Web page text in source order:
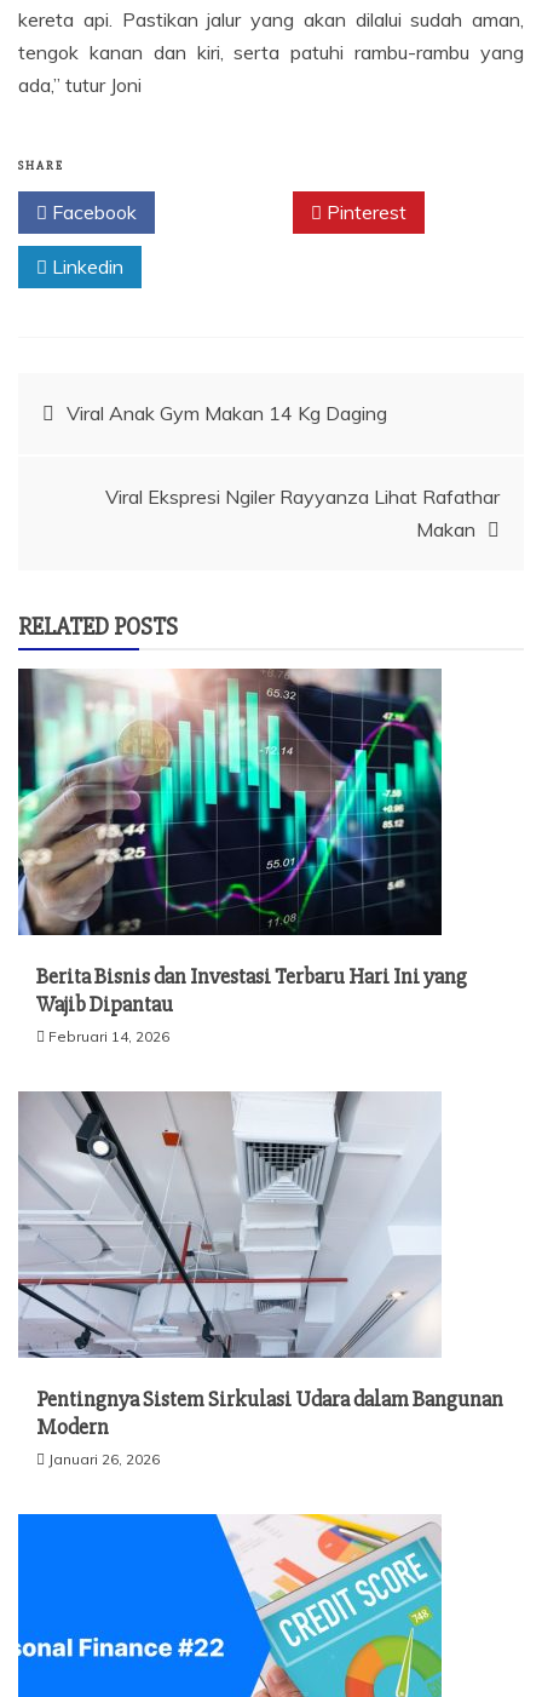
kereta api. Pastikan jalur yang akan dilalui sudah aman,
tengok kanan dan kiri, serta patuhi rambu-rambu yang
ada,” tutur Joni
SHARE
Facebook Pinterest
Linkedin
Navigasi
Viral Anak Gym Makan 14 Kg Daging
Viral Ekspresi Ngiler Rayyanza Lihat Rafathar
Makan
RELATED POSTS
Berita Bisnis dan Investasi Terbaru Hari Ini yang
Wajib Dipantau
Februari 14, 2026
Pentingnya Sistem Sirkulasi Udara dalam Bangunan
Modern
Januari 26, 2026